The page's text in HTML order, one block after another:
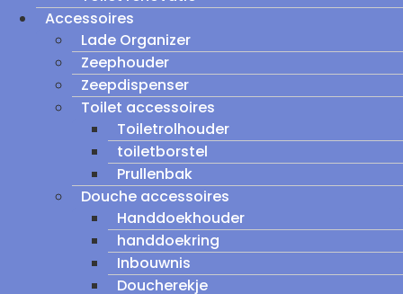
Accessoires
Lade Organizer
Zeephouder
Zeepdispenser
Toilet accessoires
Toiletrolhouder
toiletborstel
Prullenbak
Douche accessoires
Handdoekhouder
handdoekring
Inbouwnis
Doucherekje